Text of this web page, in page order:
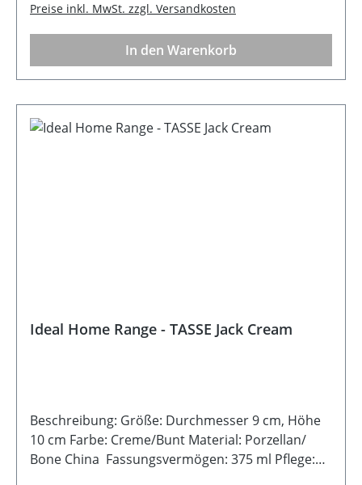
Preise inkl. MwSt. zzgl. Versandkosten
In den Warenkorb
Ideal Home Range - TASSE Jack Cream
Beschreibung: Größe: Durchmesser 9 cm, Höhe
10 cm Farbe: Creme/Bunt Material: Porzellan/
Bone China Fassungsvermögen: 375 ml Pflege: